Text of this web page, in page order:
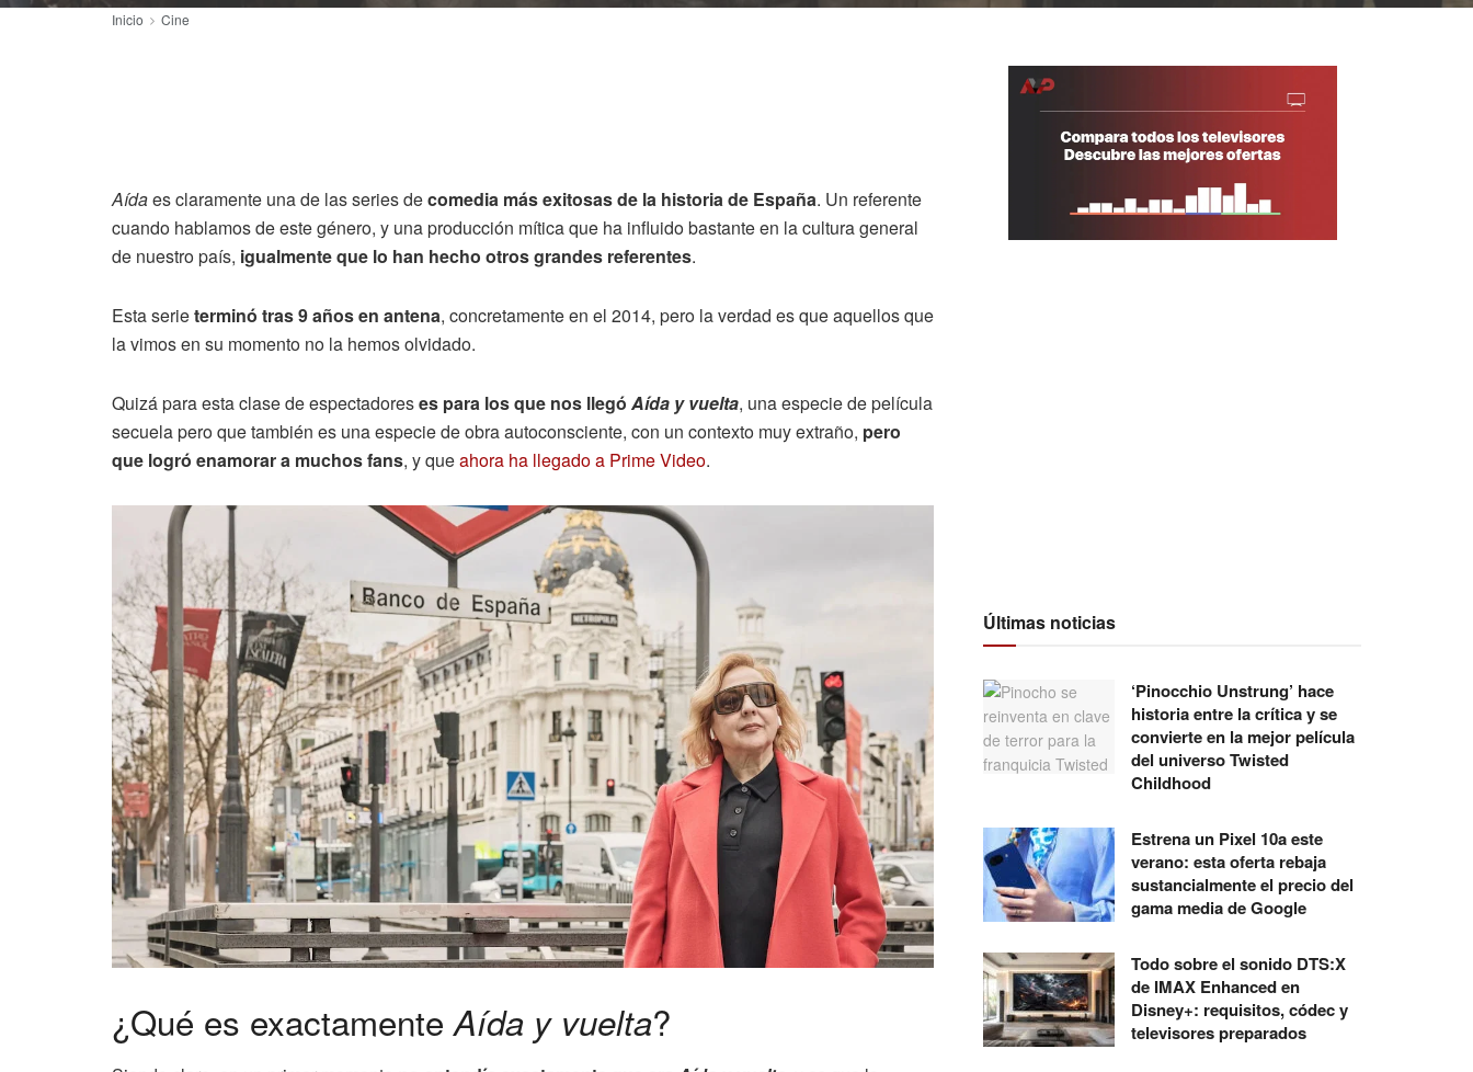
Inicio Cine
Aídaes claramente una de las series decomedia más exitosas de la historia de España. Un referente
cuando hablamos de este género, y una producción mítica que ha influido bastante en la cultura general
de nuestro país, igualmente que lo han hecho otros grandes referentes.
Esta serieterminó tras 9 años en antena, concretamente en el 2014, pero la verdad es que aquellos que
la vimos en su momento no la hemos olvidado.
Quizá para esta clase de espectadoreses para los que nos llegó Aída y vuelta, una especie de película
secuela pero que también es una especie de obra autoconsciente, con un contexto muy extraño, pero
que logró enamorar a muchos fans, y queahora ha llegado a Prime Video.
¿Qué es exactamenteAída y vuelta?
Últimas noticias
‘Pinocchio Unstrung’ hace
historia entre la crítica y se
convierte en la mejor película
del universo Twisted
Childhood
Estrena un Pixel 10a este
verano: esta oferta rebaja
sustancialmente el precio del
gama media de Google
Todo sobre el sonido DTS:X
de IMAX Enhanced en
Disney+: requisitos, códec y
televisores preparados